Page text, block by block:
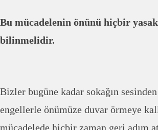
Bu mücadelenin önünü hiçbir
bilinmelidir.
Bizler bugüne kadar sokağın
engellerle önümüze duvar örmeye
mücadelede hiçbir zaman geri adım